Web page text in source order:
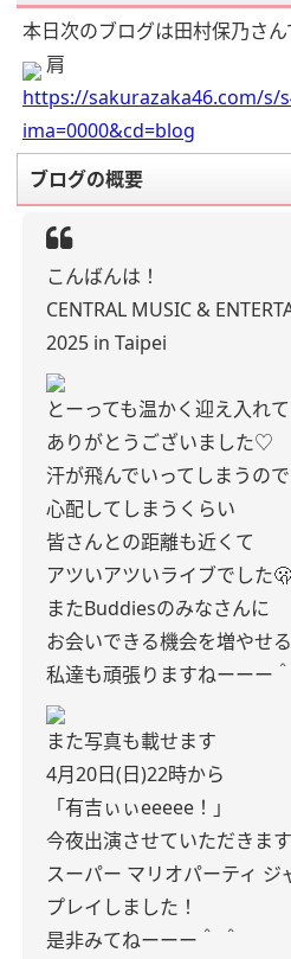
本日次のブログは田村保乃さん
肩
https://sakurazaka46.com/s/
ima=0000&cd=blog
ブログの概要
こんばんは！
CENTRAL MUSIC &
2025 in Taipei
とーっても温かく迎え入れ
ありがとうございました♡
汗が飛んでいってしまうの
心配してしまうくらい
皆さんとの距離も近くて
アツいアツいライブでした
またBuddiesのみなさんに
お会いできる機会を増やせ
私達も頑張りますねーーー‪＾‬
また写真も載せます
4月20日(日)22時から
「有吉ぃぃeeeee！」
今夜出演させていただきま
スーパー マリオパーティ ジ
プレイしました！
是非みてねーーー‪＾‬ ‪＾‬